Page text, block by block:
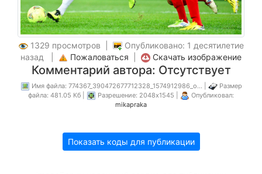
1329 просмотров |
Опубликовано: 1 десятилетие
назад |
Пожаловаться Скачать изображение
Комментарий автора: Отсутствует
Имя файла: 774367_390472677712328_1574912986_o... |
Размер
файла: 481.05 Кб |
Разрешение: 2048x1545 |
Опубликовал:
mikapraka
Показать коды для публикации